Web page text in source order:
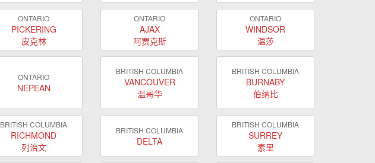
ONTARIO
PICKERING
皮克林
ONTARIO
AJAX
阿贾克斯
ONTARIO
WINDSOR
温莎
ONTARIO
NEPEAN
BRITISH COLUMBIA
VANCOUVER
温哥华
BRITISH COLUMBIA
BURNABY
伯纳比
BRITISH COLUMBIA
RICHMOND
列治文
BRITISH COLUMBIA
DELTA
BRITISH COLUMBIA
SURREY
素里